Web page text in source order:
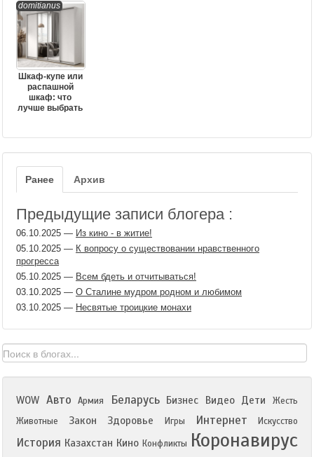
domitianus
Шкаф-купе или
распашной
шкаф: что
лучше выбрать
Ранее Архив
Предыдущие записи блогера :
06.10.2025 — Из кино - в житие!
05.10.2025 — К вопросу о существовании нравственного
прогресса
05.10.2025 — Всем бдеть и отчитываться!
03.10.2025 — О Сталине мудром родном и любимом
03.10.2025 — Несвятые троицкие монахи
WOW Авто Армия Беларусь Бизнес Видео Дети
Жесть
Животные
Закон Здоровье Игры Интернет Искусство
История Казахстан Кино Конфликты Коронавирус